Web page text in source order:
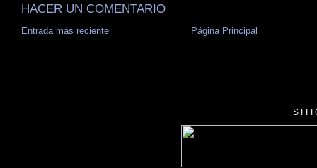
HACER UN COMENTARIO
Entrada más reciente Página Principal